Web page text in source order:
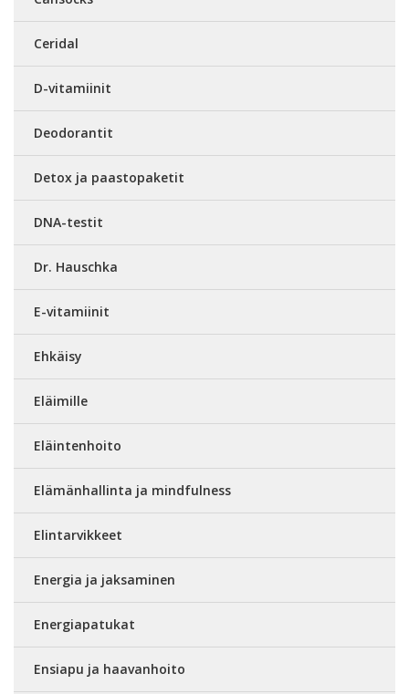
Ceridal
D-vitamiinit
Deodorantit
Detox ja paastopaketit
DNA-testit
Dr. Hauschka
E-vitamiinit
Ehkäisy
Eläimille
Eläintenhoito
Elämänhallinta ja mindfulness
Elintarvikkeet
Energia ja jaksaminen
Energiapatukat
Ensiapu ja haavanhoito